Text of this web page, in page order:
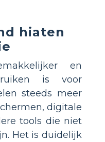
hiaten
en
is voor
steeds meer
digitale
tools die niet
Het is duidelijk